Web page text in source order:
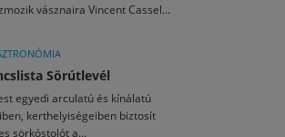
vásznaira Vincent Cassel...
Sörútlevél
egyedi arculatú és kínálatú
kerthelyiségeiben biztosít
sörkóstolót a...